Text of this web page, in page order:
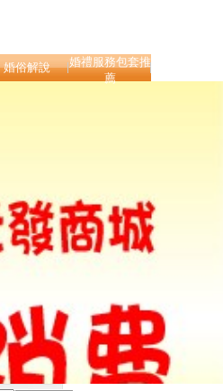
婚俗解說
婚禮服務包套推
薦